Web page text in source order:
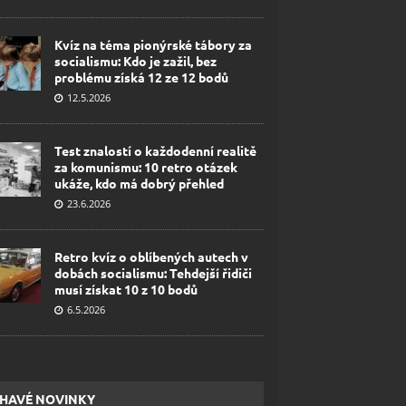
Kvíz na téma pionýrské tábory za
socialismu: Kdo je zažil, bez
problému získá 12 ze 12 bodů
12.5.2026
Test znalostí o každodenní realitě
za komunismu: 10 retro otázek
ukáže, kdo má dobrý přehled
23.6.2026
Retro kvíz o oblíbených autech v
dobách socialismu: Tehdejší řidiči
musí získat 10 z 10 bodů
6.5.2026
NOVINKY